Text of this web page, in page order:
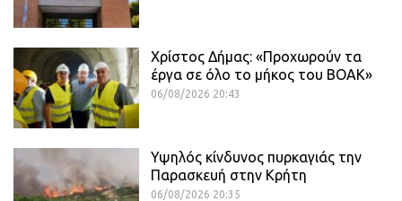
Χρίστος Δήμας: «Προχωρούν τα
έργα σε όλο το μήκος του ΒΟΑΚ»
06/08/2026 20:43
Υψηλός κίνδυνος πυρκαγιάς την
Παρασκευή στην Κρήτη
06/08/2026 20:35